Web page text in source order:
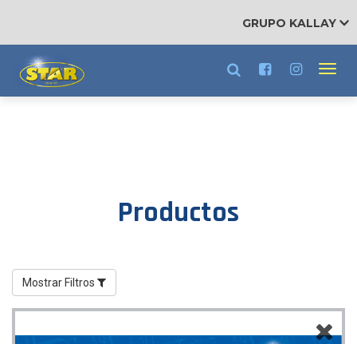
GRUPO KALLAY
Productos
Filtros